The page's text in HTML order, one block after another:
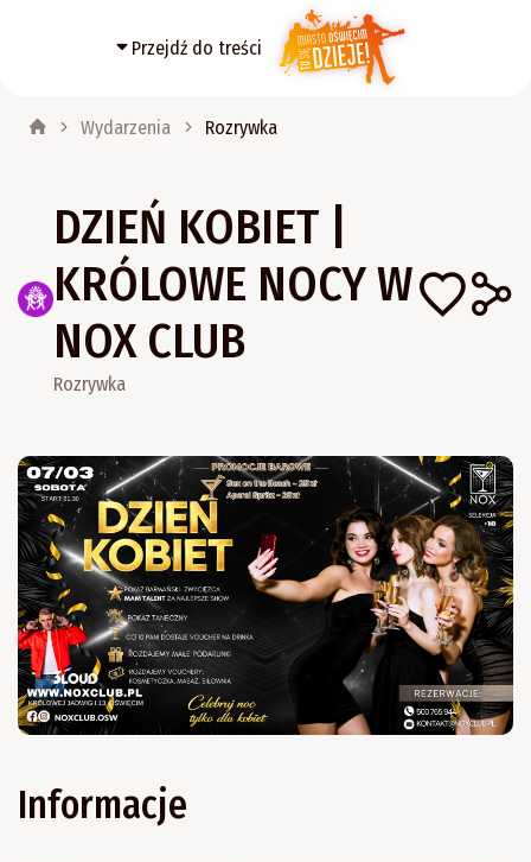
Przejdź do treści
Wydarzenia Rozrywka
DZIEŃ KOBIET |
KRÓLOWE NOCY W
NOX CLUB
Rozrywka
Informacje